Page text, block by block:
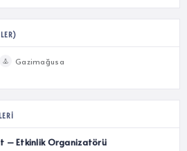
Gazimağusa
– Etkinlik Organizatörü